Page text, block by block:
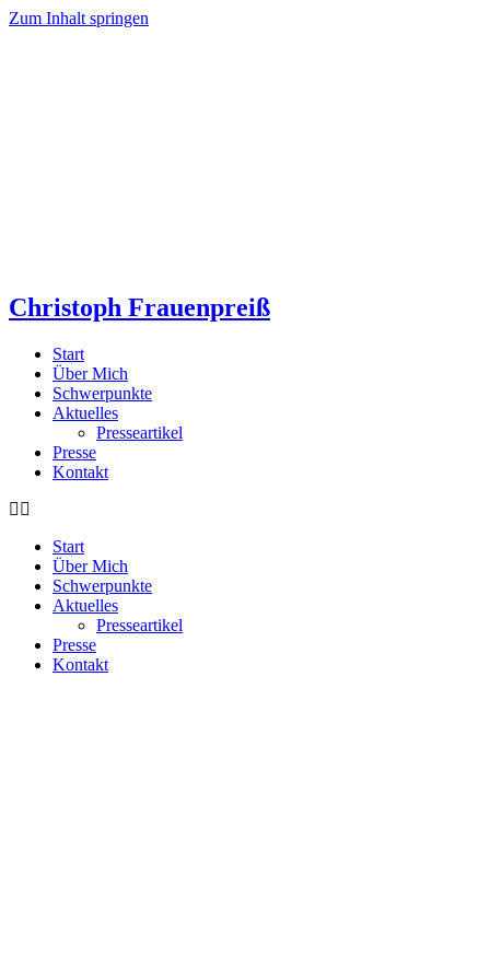
Zum Inhalt springen
Christoph Frauenpreiß
Start
Über Mich
Schwerpunkte
Aktuelles
Presseartikel
Presse
Kontakt
Start
Über Mich
Schwerpunkte
Aktuelles
Presseartikel
Presse
Kontakt